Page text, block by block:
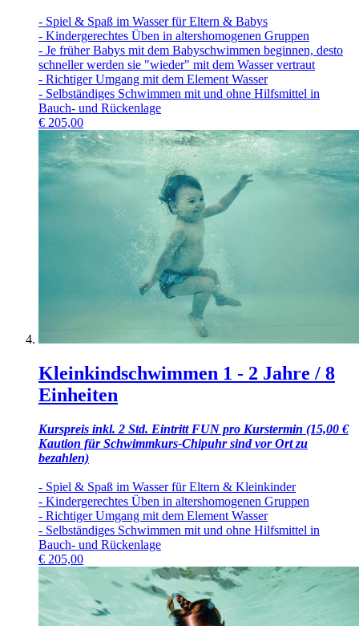
- Spiel & Spaß im Wasser für Eltern & Babys
- Kindergerechtes Üben in altershomogenen Gruppen
- Je früher Babys mit dem Babyschwimmen beginnen, desto
schneller werden sie "wieder" mit dem Wasser vertraut
- Richtiger Umgang mit dem Element Wasser
- Selbständiges Schwimmen mit und ohne Hilfsmittel in
Bauch- und Rückenlage
€ 205,00
Kleinkindschwimmen 1 - 2 Jahre / 8
Einheiten
Kurspreis inkl. 2 Std. Eintritt FUN pro Kurstermin (15,00 €
Kaution für Schwimmkurs-Chipuhr sind vor Ort zu
bezahlen)
- Spiel & Spaß im Wasser für Eltern & Kleinkinder
- Kindergerechtes Üben in altershomogenen Gruppen
- Richtiger Umgang mit dem Element Wasser
- Selbständiges Schwimmen mit und ohne Hilfsmittel in
Bauch- und Rückenlage
€ 205,00